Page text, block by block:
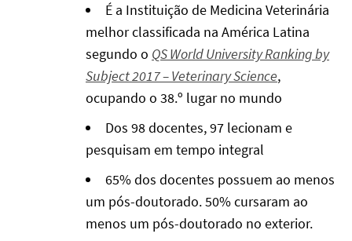
É a Instituição de Medicina Veterinária
melhor classificada na América Latina
segundo o QS World University Ranking by
Subject 2017 – Veterinary Science,
ocupando o 38.º lugar no mundo
Dos 98 docentes, 97 lecionam e
pesquisam em tempo integral
65% dos docentes possuem ao menos
um pós-doutorado. 50% cursaram ao
menos um pós-doutorado no exterior.